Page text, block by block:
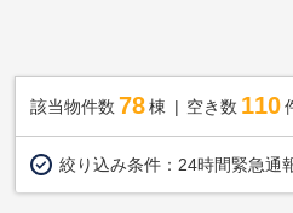
該当物件数 78棟 空き数 110
絞り込み条件： 24時間緊急通